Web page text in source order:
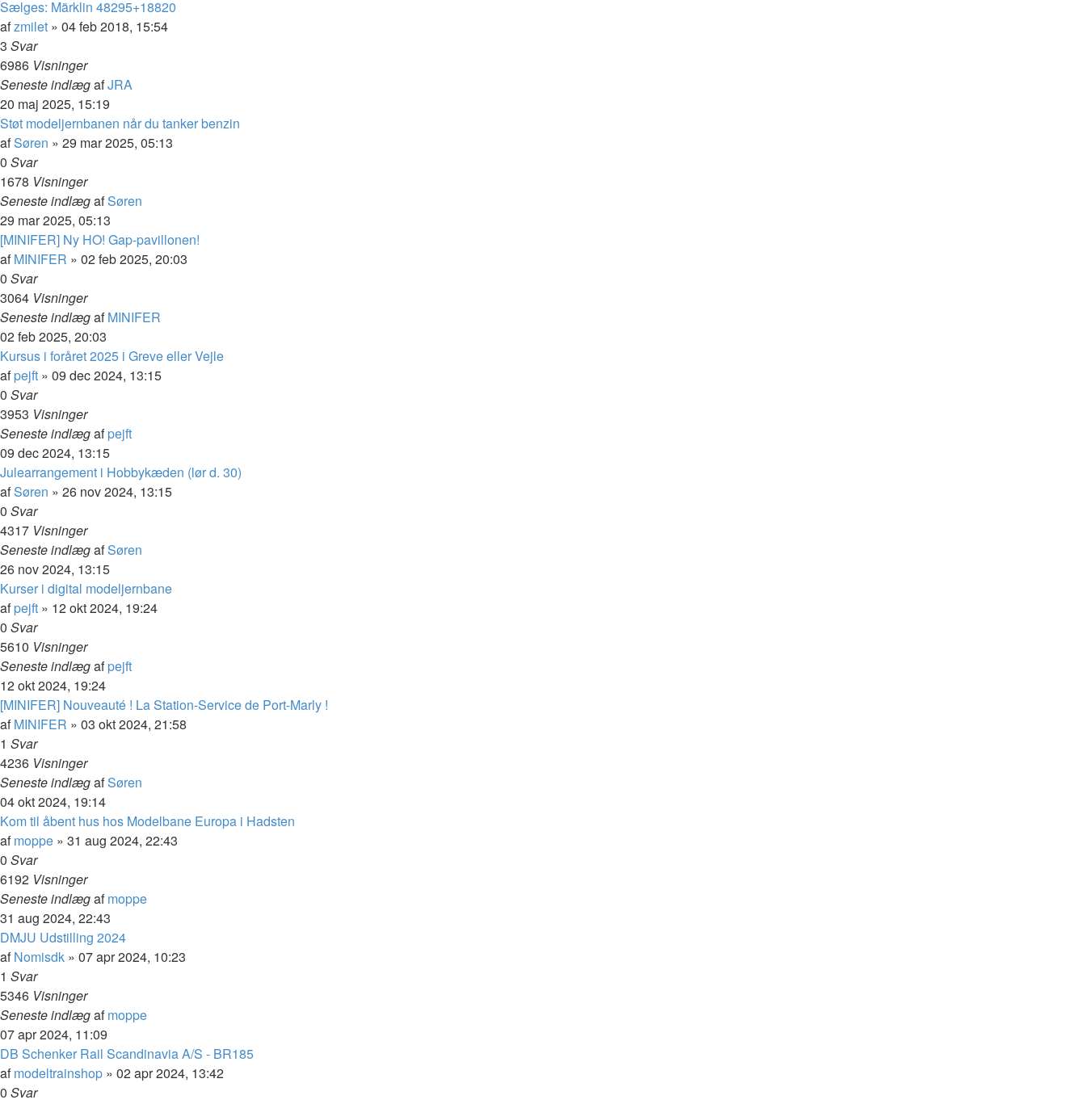
Sælges: Märklin 48295+18820
afzmilet » 04 feb 2018, 15:54
3 Svar
6986 Visninger
Seneste indlægafJRA
20 maj 2025, 15:19
Støt modeljernbanen når du tanker benzin
afSøren » 29 mar 2025, 05:13
0 Svar
1678 Visninger
Seneste indlægafSøren
29 mar 2025, 05:13
[MINIFER] Ny HO! Gap-pavillonen!
afMINIFER » 02 feb 2025, 20:03
0 Svar
3064 Visninger
Seneste indlægafMINIFER
02 feb 2025, 20:03
Kursus i foråret 2025 i Greve eller Vejle
afpejft » 09 dec 2024, 13:15
0 Svar
3953 Visninger
Seneste indlægafpejft
09 dec 2024, 13:15
Julearrangement i Hobbykæden (lør d. 30)
afSøren » 26 nov 2024, 13:15
0 Svar
4317 Visninger
Seneste indlægafSøren
26 nov 2024, 13:15
Kurser i digital modeljernbane
afpejft » 12 okt 2024, 19:24
0 Svar
5610 Visninger
Seneste indlægafpejft
12 okt 2024, 19:24
[MINIFER] Nouveauté ! La Station-Service de Port-Marly !
afMINIFER » 03 okt 2024, 21:58
1 Svar
4236 Visninger
Seneste indlægafSøren
04 okt 2024, 19:14
Kom til åbent hus hos Modelbane Europa i Hadsten
afmoppe » 31 aug 2024, 22:43
0 Svar
6192 Visninger
Seneste indlægafmoppe
31 aug 2024, 22:43
DMJU Udstilling 2024
afNomisdk » 07 apr 2024, 10:23
1 Svar
5346 Visninger
Seneste indlægafmoppe
07 apr 2024, 11:09
DB Schenker Rail Scandinavia A/S - BR185
afmodeltrainshop » 02 apr 2024, 13:42
0 Svar